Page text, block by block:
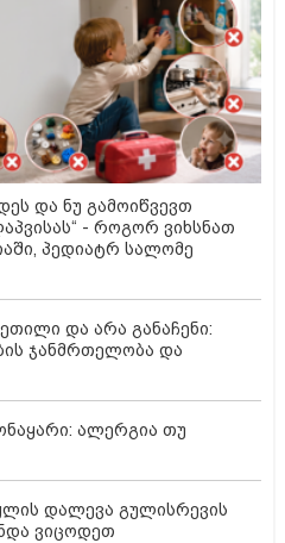
და ნუ გამოიწვევთ
- როგორ ვიხსნათ
პედიატრ სალომე
და არა განაჩენი:
ჯანმრთელობა და
ალერგია თუ
დალევა გულისრევის
ვიცოდეთ